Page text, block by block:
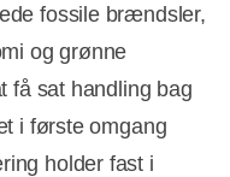
fossile brændsler,
og grønne
få sat handling bag
i første omgang
holder fast i